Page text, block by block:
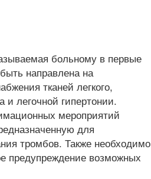
больному в первые
направлена на
тканей легкого,
и легочной гипертонии.
мероприятий
для
тромбов. Также необходимо
предупреждение возможных